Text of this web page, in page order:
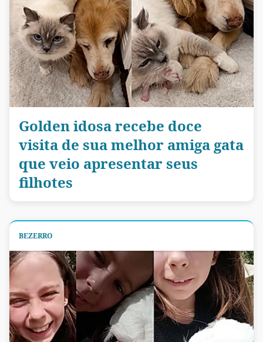
Golden idosa recebe doce
visita de sua melhor amiga gata
que veio apresentar seus
filhotes
BEZERRO